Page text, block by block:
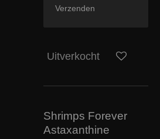
Verzenden
Uitverkocht
Shrimps Forever
Astaxanthine